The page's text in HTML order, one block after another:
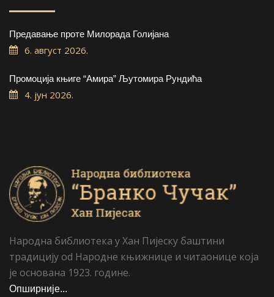
Предавање проте Милорада Голијана
6. август 2026.
Промоција књиге “Амира” Љутомира Рундића
4. јун 2026.
Народна библиотека у Хан Пијеску баштини
традицију od Народне књижнице и читаонице која
је основана 1923. године.
Опширније...